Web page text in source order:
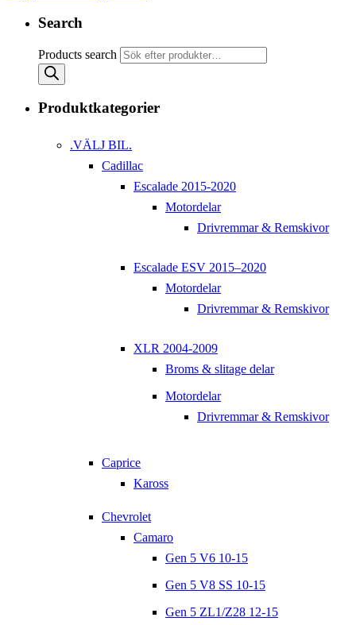
Search
Products search
Produktkategorier
.VÄLJ BIL.
Cadillac
Escalade 2015-2020
Motordelar
Drivremmar & Remskivor
Escalade ESV 2015–2020
Motordelar
Drivremmar & Remskivor
XLR 2004-2009
Broms & slitage delar
Motordelar
Drivremmar & Remskivor
Caprice
Kaross
Chevrolet
Camaro
Gen 5 V6 10-15
Gen 5 V8 SS 10-15
Gen 5 ZL1/Z28 12-15